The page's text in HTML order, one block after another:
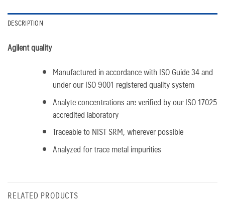
DESCRIPTION
Agilent quality
Manufactured in accordance with ISO Guide 34 and
under our ISO 9001 registered quality system
Analyte concentrations are verified by our ISO 17025
accredited laboratory
Traceable to NIST SRM, wherever possible
Analyzed for trace metal impurities
RELATED PRODUCTS